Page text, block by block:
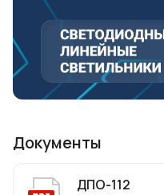
Документы
ДПО-112